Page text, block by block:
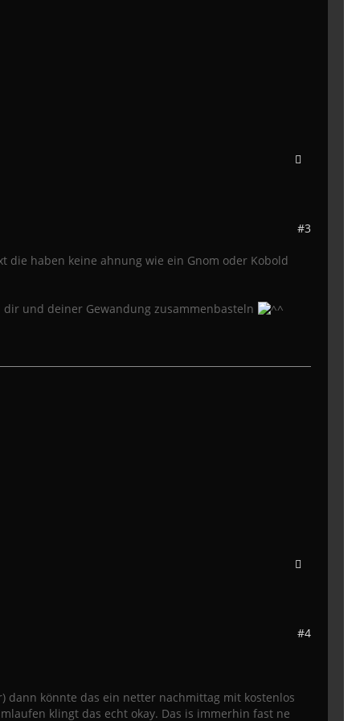
#3
haben keine ahnung wie ein Gnom oder Kobold
und deiner Gewandung zusammenbasteln
#4
könnte das ein netter nachmittag mit kostenlos
klingt das echt okay. Das is immerhin fast ne